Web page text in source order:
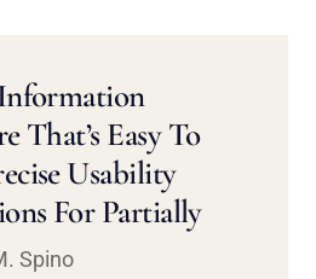
That’s Easy To
Usability
For Partially
Spino